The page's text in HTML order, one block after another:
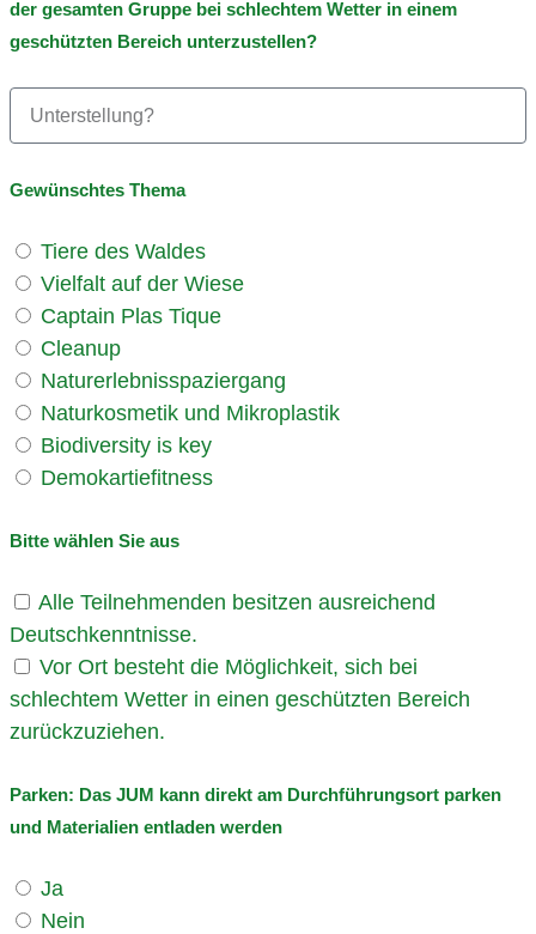
der gesamten Gruppe bei schlechtem Wetter in einem
geschützten Bereich unterzustellen?
Gewünschtes Thema
Tiere des Waldes
Vielfalt auf der Wiese
Captain Plas Tique
Cleanup
Naturerlebnisspaziergang
Naturkosmetik und Mikroplastik
Biodiversity is key
Demokartiefitness
Bitte wählen Sie aus
Alle Teilnehmenden besitzen ausreichend
Deutschkenntnisse.
Vor Ort besteht die Möglichkeit, sich bei
schlechtem Wetter in einen geschützten Bereich
zurückzuziehen.
Parken: Das JUM kann direkt am Durchführungsort parken
und Materialien entladen werden
Ja
Nein